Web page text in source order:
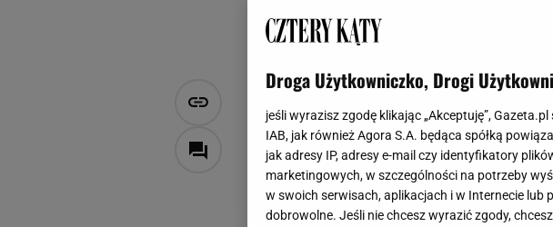
Zimą zakradają się do
lokatorów pozbędziesz
Magdalena Pastwa
21 grudnia 2024, 18:00
Droga Użytkowniczko, Drogi
jeśli wyrazisz zgodę klikając „Akceptuję”,
IAB, jak również Agora S.A. będąca spółką
jak adresy IP, adresy e-mail czy identyfikatory
marketingowych, w szczególności na potrzeby
w swoich serwisach, aplikacjach i w Internecie lub
dobrowolne. Jeśli nie chcesz wyrazić zgody,